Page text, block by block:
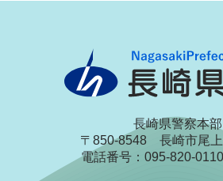
長崎県警察本部
〒850-8548 長崎市尾
電話番号：095-820-